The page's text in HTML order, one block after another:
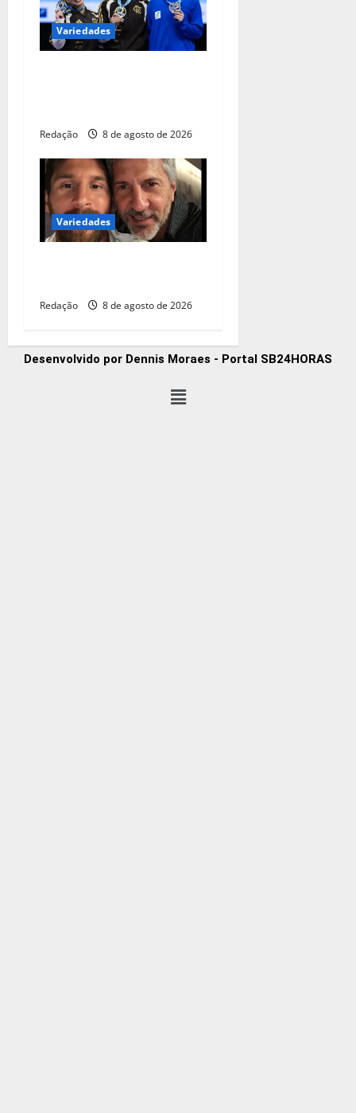
Variedades
Redação 8 de agosto de 2026
Variedades
Redação 8 de agosto de 2026
Desenvolvido por Dennis Moraes - Portal SB24HORAS